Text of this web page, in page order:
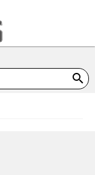
search